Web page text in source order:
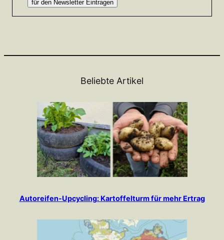
Beliebte Artikel
Autoreifen-Upcycling: Kartoffelturm für mehr Ertrag